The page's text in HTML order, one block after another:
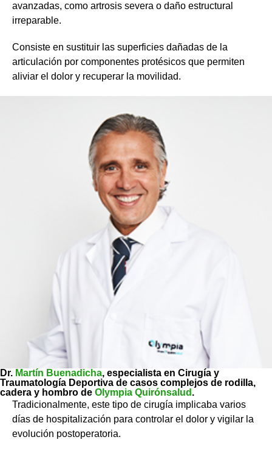
avanzadas, como artrosis severa o daño estructural
irreparable.
Consiste en sustituir las superficies dañadas de la
articulación por componentes protésicos que permiten
aliviar el dolor y recuperar la movilidad.
Dr. Martín Buenadicha, especialista en Cirugía y
Traumatología Deportiva de casos complejos de rodilla,
cadera y hombro de Olympia Quirónsalud .
Tradicionalmente, este tipo de cirugía implicaba varios
días de hospitalización para controlar el dolor y vigilar la
evolución postoperatoria.